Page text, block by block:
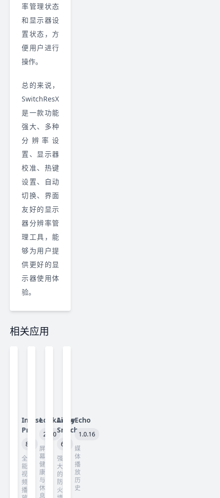
率管理状态
和显示器设
置状态，方
便用户进行
操作。
总的来说，
SwitchResX
是一款功能
强大、多种
分辨率设
置、显示器
校准、热键
设置、自动
切换、界面
友好的显示
器分辨率管
理工具，能
够为用户提
供更好的显
示器使用体
验。
相关应用
Infuse
Pro
8.5
全
能
视
频
播
LookAway
2.3.0
屏
幕
健
康
与
休
息
Little
Snitch
6.5
强
大
的
防
火
Echo
1.0.16
媒
体
播
放
历
史